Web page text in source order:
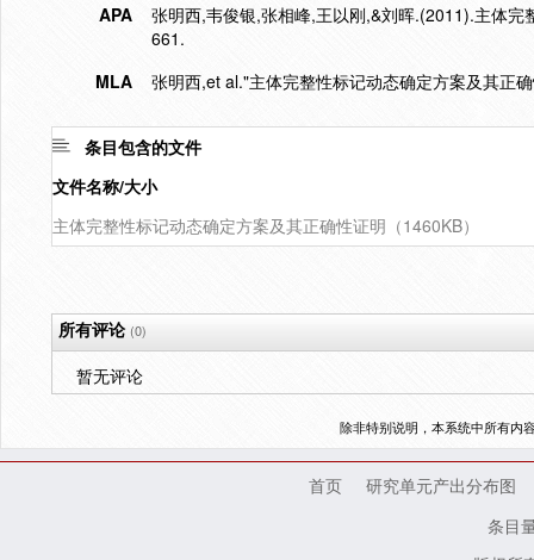
APA
张明西,韦俊银,张相峰,王以刚,&刘晖.(2011).主体
661.
MLA
张明西,et al."主体完整性标记动态确定方案及其正
条目包含的文件
文件名称/大小
主体完整性标记动态确定方案及其正确性证明（1460KB）
所有评论(0)
暂无评论
除非特别说明，本系统中所有内
首页
研究单元产出分布图
条目